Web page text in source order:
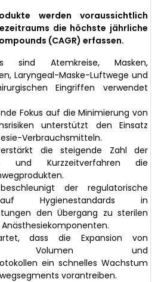
werden voraussichtlich
die höchste jährliche
(CAGR) erfassen.
sind Atemkreise, Masken,
Laryngeal-Maske-Luftwege und
Eingriffen verwendet
Fokus auf die Minimierung von
unterstützt den Einsatz
Verbrauchsmitteln.
die steigende Zahl der
und Kurzzeitverfahren die
der regulatorische
Hygienestandards in
den Übergang zu sterilen
dass die Expansion von
Volumen und
ein schnelles Wachstum
vorantreiben.